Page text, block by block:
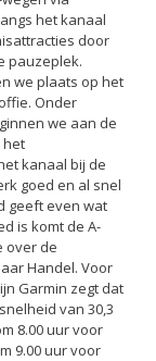
het kanaal
door
pauzeplek.
we plaats op het
Onder
we aan de
het
kanaal bij de
goed en al snel
geeft even wat
is komt de A-
over de
Handel. Voor
Garmin zegt dat
van 30,3
8.00 uur voor
9.00 uur voor